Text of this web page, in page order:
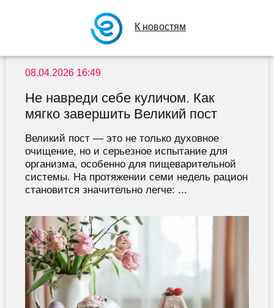
К новостям
08.04.2026 16:49
Не навреди себе куличом. Как
мягко завершить Великий пост
Великий пост — это не только духовное
очищение, но и серьезное испытание для
организма, особенно для пищеварительной
системы. На протяжении семи недель рацион
становится значительно легче: ...